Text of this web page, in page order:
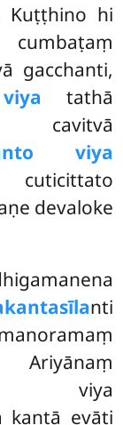
Kuṭṭhino hi
gacchanti,
tathā
cavitvā
viya
cuticittato
devaloke
nti
viya
kantā evāti